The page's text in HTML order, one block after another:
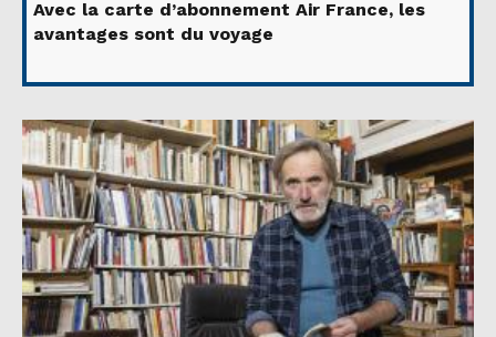
Avec la carte d’abonnement Air France, les
avantages sont du voyage